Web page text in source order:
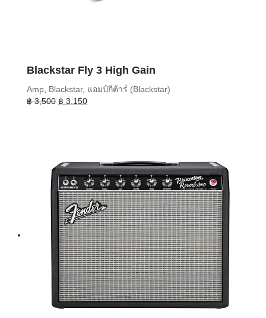
Blackstar Fly 3 High Gain
Amp Blackstar, แอมป์กีต้าร์ (Blackstar)
฿3,500 Original
฿ 3,150Current